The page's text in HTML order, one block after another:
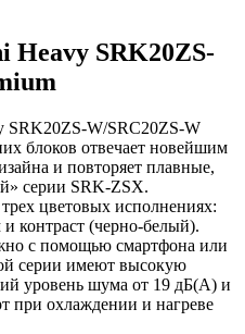
Heavy SRK20ZS-
SRK20ZS-W/SRC20ZS-W
блоков отвечает новейшим
и повторяет плавные,
серии SRK-ZSX.
цветовых исполнениях:
контраст (черно-белый).
с помощью смартфона или
серии имеют высокую
уровень шума от 19 дБ(А) и
при охлаждении и нагреве